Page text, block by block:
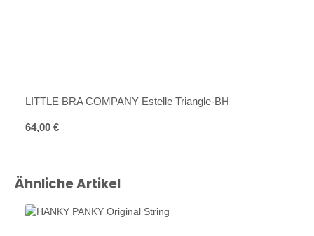
LITTLE BRA COMPANY Estelle Triangle-BH
Regulärer Preis:
64,00 €
Produktgalerie überspringen
Ähnliche Artikel